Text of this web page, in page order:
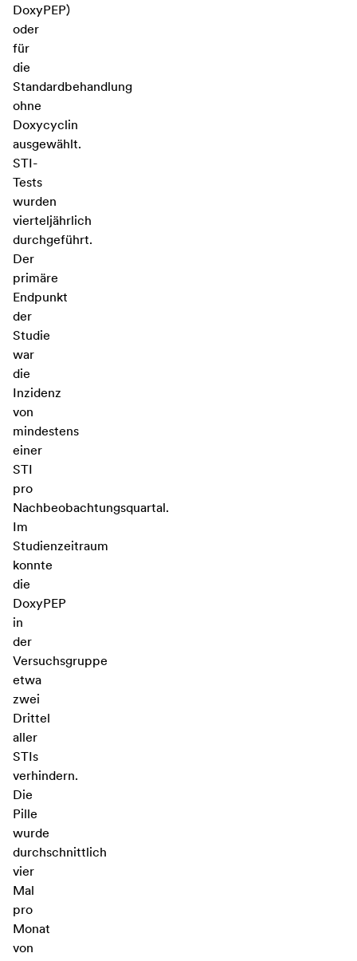
DoxyPEP)
oder
für
die
Standardbehandlung
ohne
Doxycyclin
ausgewählt.
STI-
Tests
wurden
vierteljährlich
durchgeführt.
Der
primäre
Endpunkt
der
Studie
war
die
Inzidenz
von
mindestens
einer
STI
pro
Nachbeobachtungsquartal.
Im
Studienzeitraum
konnte
die
DoxyPEP
in
der
Versuchsgruppe
etwa
zwei
Drittel
aller
STIs
verhindern.
Die
Pille
wurde
durchschnittlich
vier
Mal
pro
Monat
von